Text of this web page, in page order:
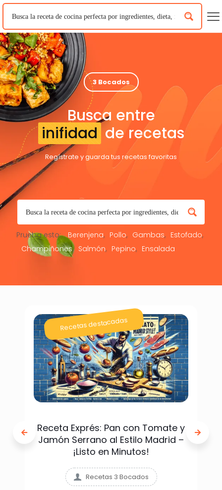
3 Bocados
Busca entre
inifidad de recetas
Regístrate y guarda tus recetas favoritas
Prueba esto: Berenjena Pollo Gambas
Estofado
Champiñones
Salmón Pepino Ensalada
Recetas destacadas
Receta Exprés: Pan con Tomate y
Jamón Serrano al Estilo Madrid –
¡Listo en Minutos!
Recetas 3 Bocados